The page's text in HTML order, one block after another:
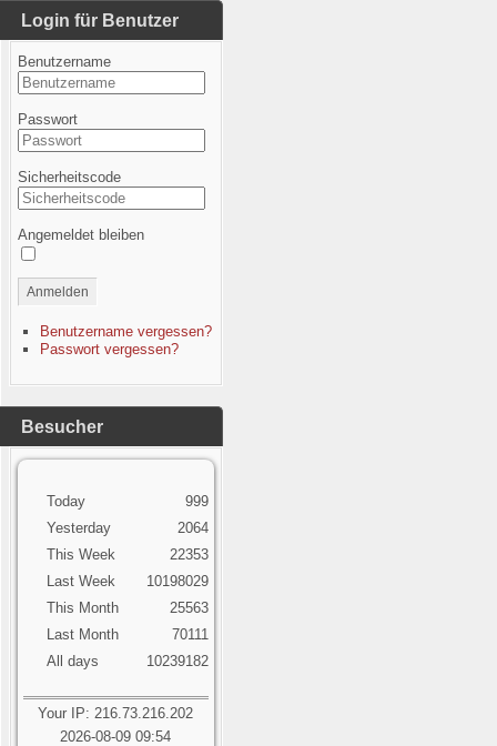
Login für Benutzer
Benutzername
Passwort
Sicherheitscode
Angemeldet bleiben
Anmelden
Benutzername vergessen?
Passwort vergessen?
Besucher
Today
Yesterday
This Week
Last Week
This Month
Last Month
All days
999
2064
22353
10198029
25563
70111
10239182
Your IP: 216.73.216.202
2026-08-09 09:54